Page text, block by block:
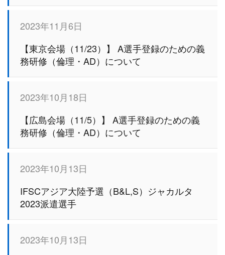
2023年11月6日
【東京会場（11/23）】 A選手登録のための義
務研修（倫理・AD）について
2023年10月18日
【広島会場（11/5）】 A選手登録のための義
務研修（倫理・AD）について
2023年10月13日
IFSCアジア大陸予選（B&L,S）ジャカルタ
2023派遣選手
2023年10月13日